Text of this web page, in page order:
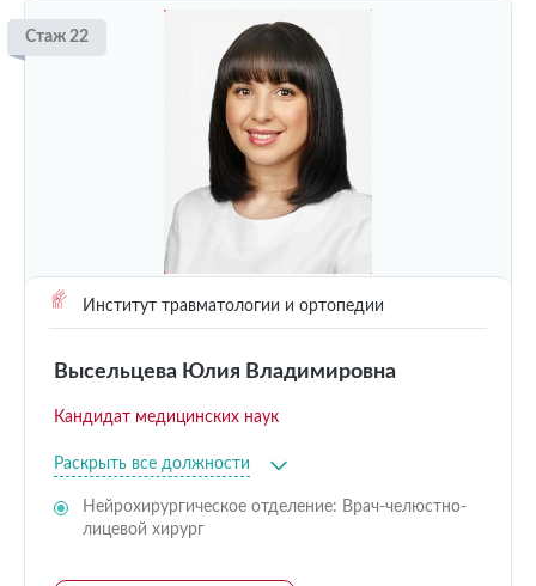
Стаж 22
Институт травматологии и ортопедии
Высельцева Юлия Владимировна
Кандидат медицинских наук
Раскрыть все должности
Нейрохирургическое отделение: Врач-челюстно-
лицевой хирург